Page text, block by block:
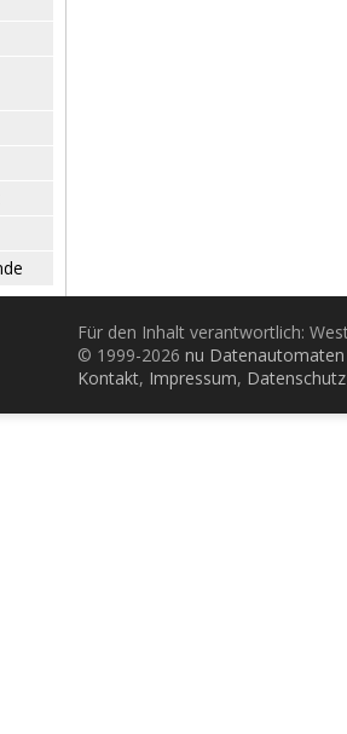
Für den Inhalt verantwortlich:
© 1999-2026 nu
Kontakt, Impressum, Datenschutz